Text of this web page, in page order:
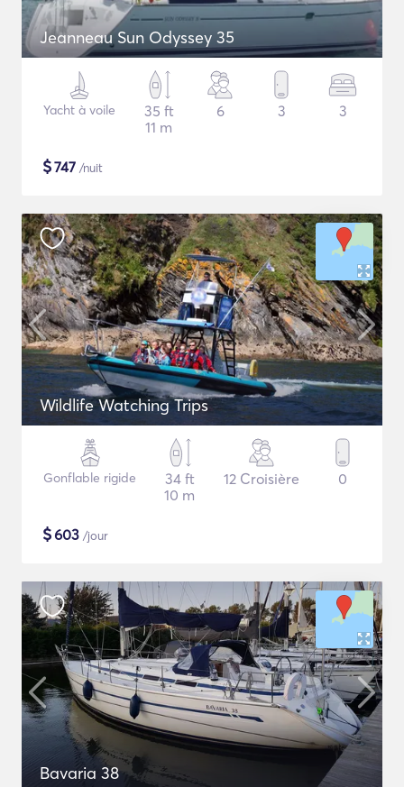
Jeanneau Sun Odyssey 35
Yacht à voile
35 ft
11 m
6 3 3
$747 /nuit
Wildlife Watching Trips
Gonflable rigide
34 ft
10 m
12 Croisière 0
$603 /jour
Bavaria 38